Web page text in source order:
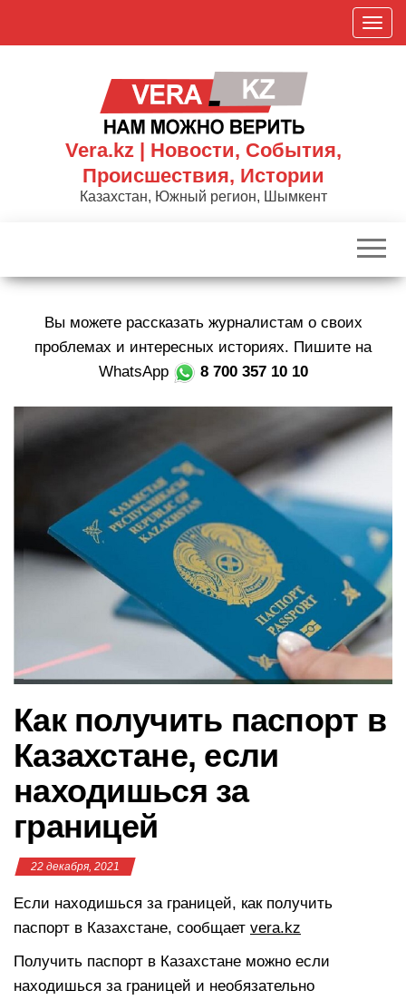
П
о
к
р
и
ц
и
ю
Vera.kz | Новости, События,
Происшествия, Истории
Казахстан, Южный регион, Шымкент
Вы можете рассказать журналистам о своих
проблемах и интересных историях. Пишите на
WhatsApp
8 700 357 10 10
Как получить паспорт в
Казахстане, если
находишься за
границей
22 декабря, 2021
Если находишься за границей, как получить
паспорт в Казахстане, сообщает vera.kz
Получить паспорт в Казахстане можно если
находишься за границей и необязательно